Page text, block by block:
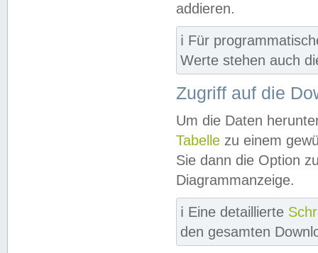
addieren.
ℹ️ Für
Werte stehen auch
Zugriff auf die
Um die Daten
Tabelle zu einem
Sie dann die Option
Diagrammanzeige.
ℹ️ Eine detaillierte
den gesamten